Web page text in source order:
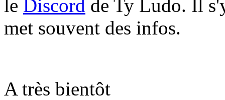
le Discord de Ty Ludo. Il
met souvent des infos.
A très bientôt